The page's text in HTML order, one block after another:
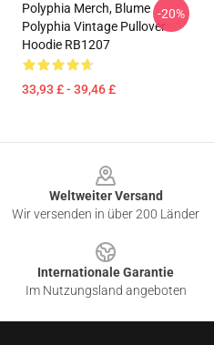
Polyphia Merch, Blume
Polyphia Vintage Pullover
Hoodie RB1207
33,93 £ - 39,46 £
-20%
Weltweiter Versand
Wir versenden in über 200 Länder
Internationale Garantie
Im Nutzungsland angeboten